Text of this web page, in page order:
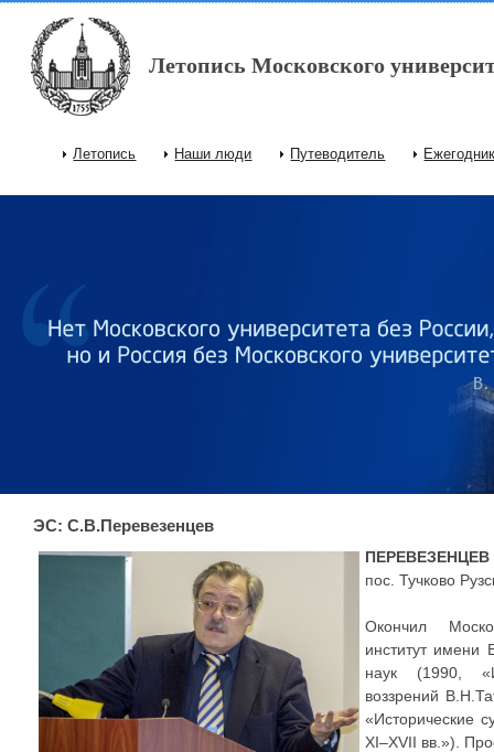
Перейти к основному содержанию
Летопись Московского
Главное меню
Летопись Наши люди Путеводитель
ЭС: С.В.Перевезенцев
пос. Тучково
Окончил
институт имени
наук (1990,
воззрений
«Исторические
XI–XVII вв.»).